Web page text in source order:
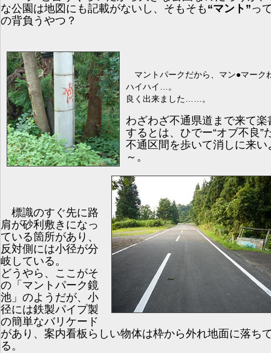
な公園は地図にも記載がないし、そもそも “マント”っ
の背負うやつ？
マントパークだから、マン●マーク
ハイハイ…。
良く出来ました……。
わざわざ不通県道まで来て楽
するとは、ひでー“オブ不良”
不通区間を歩いて消しに来い
～。
標識のすぐ先に路
肩が砂利敷きになっ
ている箇所があり、
反対側には小径が分
岐している。
どうやら、ここがそ
の「マントパーク鏡
池」のようだが、小
径には鉄製パイプ製
の簡単なバリケード
があり、案内看板らしい物体は枠から外れ地面に落ち
る。